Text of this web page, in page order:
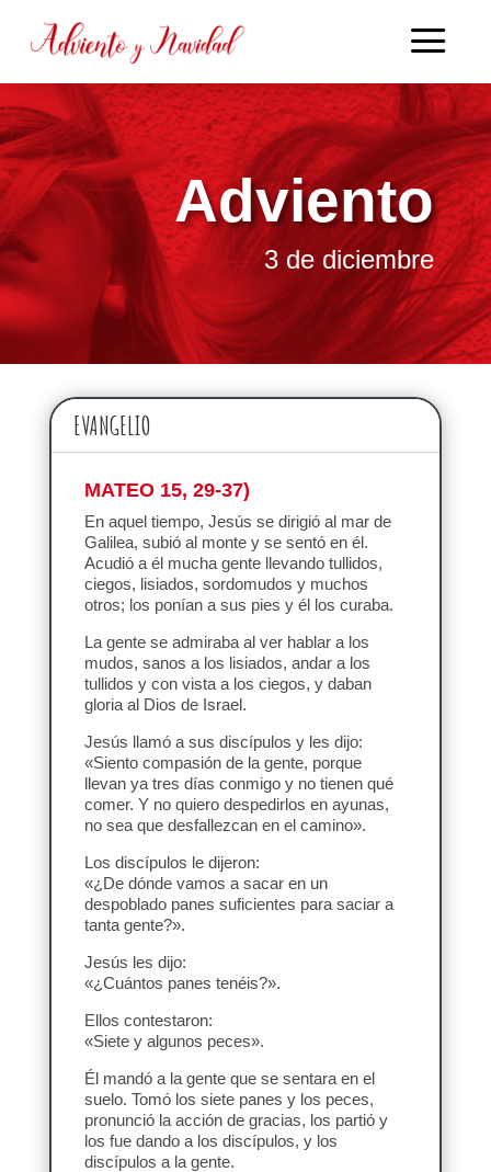
Adviento
3 de diciembre
EVANGELIO
MATEO 15, 29-37)
En aquel tiempo, Jesús se dirigió al mar de
Galilea, subió al monte y se sentó en él.
Acudió a él mucha gente llevando tullidos,
ciegos, lisiados, sordomudos y muchos
otros; los ponían a sus pies y él los curaba.
La gente se admiraba al ver hablar a los
mudos, sanos a los lisiados, andar a los
tullidos y con vista a los ciegos, y daban
gloria al Dios de Israel.
Jesús llamó a sus discípulos y les dijo:
«Siento compasión de la gente, porque
llevan ya tres días conmigo y no tienen qué
comer. Y no quiero despedirlos en ayunas,
no sea que desfallezcan en el camino».
Los discípulos le dijeron:
«¿De dónde vamos a sacar en un
despoblado panes suficientes para saciar a
tanta gente?».
Jesús les dijo:
«¿Cuántos panes tenéis?».
Ellos contestaron:
«Siete y algunos peces».
Él mandó a la gente que se sentara en el
suelo. Tomó los siete panes y los peces,
pronunció la acción de gracias, los partió y
los fue dando a los discípulos, y los
discípulos a la gente.